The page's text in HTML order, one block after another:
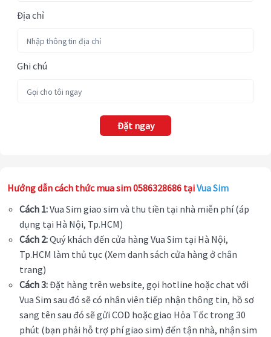
Địa chỉ
Ghi chú
Đặt ngay
Hướng dẫn cách thức mua sim 0586328686 tạiVua Sim
Cách 1:Vua Sim giao sim và thu tiền tại nhà miễn phí (áp
dụng tại Hà Nội, Tp.HCM)
Cách 2:Quý khách đến cửa hàng Vua Sim tại Hà Nội,
Tp.HCM làm thủ tục (Xem danh sách cửa hàng ở chân
trang)
Cách 3:Đặt hàng trên website, gọi hotline hoặc chat với
Vua Sim sau đó sẽ có nhân viên tiếp nhận thông tin, hồ sơ
sang tên sau đó sẽ gửi COD hoặc giao Hỏa Tốc trong 30
phút (bạn phải hỗ trợ phí giao sim) đến tận nhà, nhận sim